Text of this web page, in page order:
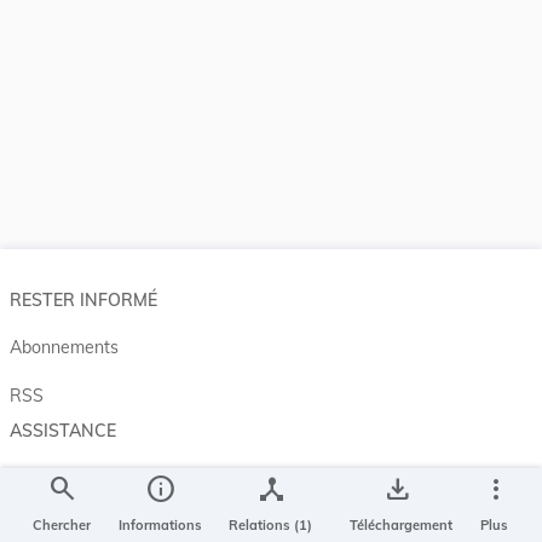
search
Chercher
info
Informations
device_hub
Relations (1)
save_alt
Téléchargement
more_vert
Plus
RESTER INFORMÉ
Abonnements
RSS
ASSISTANCE
Aide et à propos
Projet Casemates